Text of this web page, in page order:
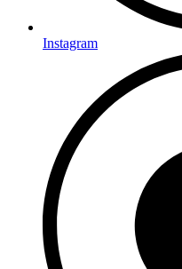
Instagram